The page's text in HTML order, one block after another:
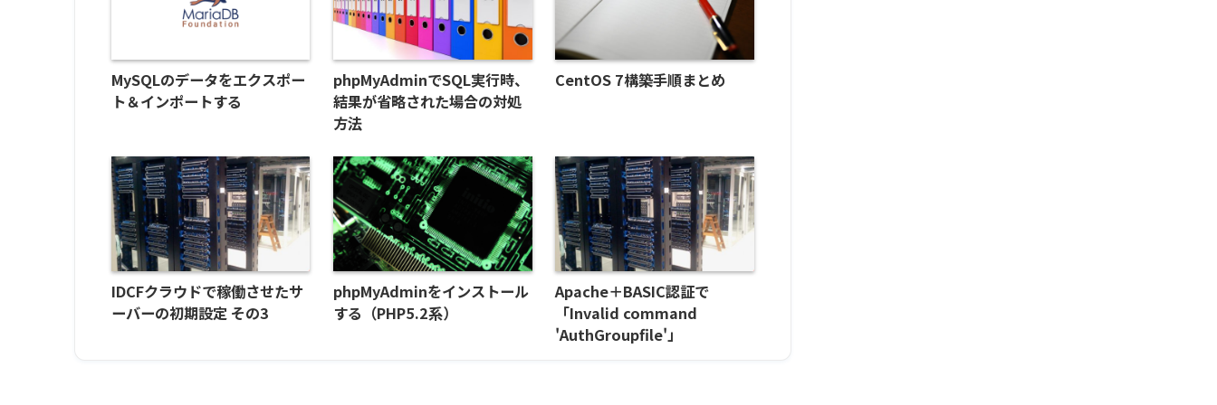
MySQLのデータをエクスポー
ト＆インポートする
phpMyAdminでSQL実行時、
結果が省略された場合の対処
方法
CentOS 7構築手順まとめ
IDCFクラウドで稼働させたサ
ーバーの初期設定 その3
phpMyAdminをインストール
する（PHP5.2系）
Apache＋BASIC認証で
「Invalid command
'AuthGroupfile'」